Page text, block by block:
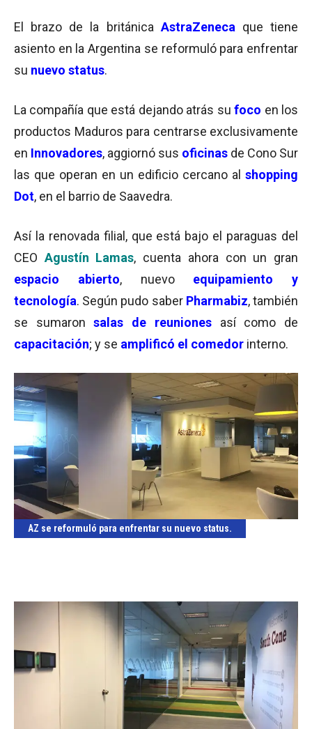
El brazo de la británica AstraZeneca que tiene
asiento en la Argentina se reformuló para enfrentar
su nuevo status.
La compañía que está dejando atrás sufoco en los
productos Maduros para centrarse exclusivamente
en Innovadores, aggiornó sus oficinas de Cono Sur
las que operan en un edificio cercano al shopping
Dot, en el barrio de Saavedra.
Así la renovada filial, que está bajo el paraguas del
CEO Agustín Lamas, cuenta ahora con un gran
espacio abierto, nuevo equipamiento y
tecnología. Según pudo saber Pharmabiz, también
se sumaronsalas de reunionesasí como de
capacitación; y se amplificó el comedor interno.
AZ se reformuló para enfrentar su nuevo status.